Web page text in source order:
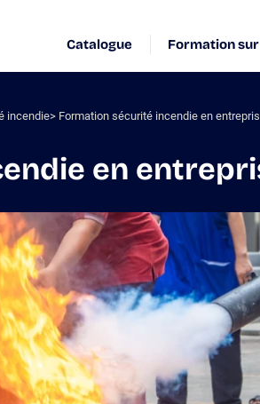
Catalogue Formation
incendie Formation sécurité incendie en
en